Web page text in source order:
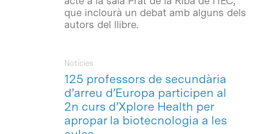
que inclourà un debat amb alguns dels
autors del llibre.
125 professors de secundària
d’arreu d’Europa participen al
2n curs d’Xplore Health per
apropar la biotecnologia a les
Notícies